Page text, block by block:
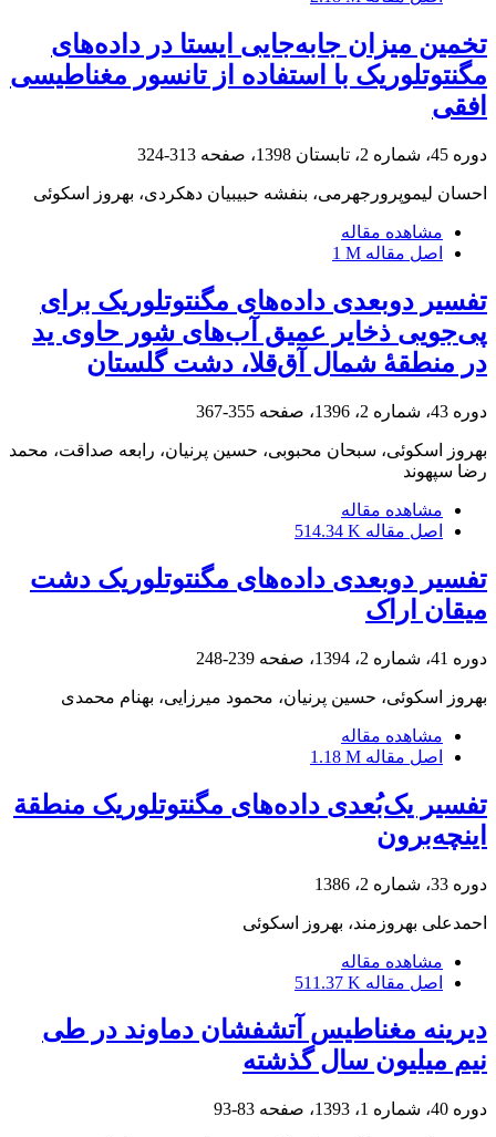
تخمین میزان جابه‌جایی ایستا در داده‌های
مگنتوتلوریک با استفاده از تانسور مغناطیسی
افقی
دوره 45، شماره 2، تابستان 1398، صفحه 313-324
احسان لیموپرورجهرمی، بنفشه حبیبیان دهکردی، بهروز اسکوئی
مشاهده مقاله
اصل مقاله 1 M
تفسیر دوبعدی داده‌های مگنتوتلوریک برای
پی‌جویی ذخایر عمیق آب‌های شور حاوی ید
در منطقۀ شمال آق‌قلا، دشت گلستان
دوره 43، شماره 2، 1396، صفحه 355-367
بهروز اسکوئی، سبحان محبوبی، حسین پرنیان، رابعه صداقت، محمد
رضا سپهوند
مشاهده مقاله
اصل مقاله 514.34 K
تفسیر دوبعدی داده‌های مگنتوتلوریک دشت
میقان اراک
دوره 41، شماره 2، 1394، صفحه 239-248
بهروز اسکوئی، حسین پرنیان، محمود میرزایی، بهنام محمدی
مشاهده مقاله
اصل مقاله 1.18 M
تفسیر یک‌بُعدی داده‌‌های مگنتوتلوریک منطقة
اینچه‌برون
دوره 33، شماره 2، 1386
احمدعلی بهروزمند، بهروز اسکوئی
مشاهده مقاله
اصل مقاله 511.37 K
دیرینه مغناطیس آتشفشان دماوند در طی
نیم میلیون سال گذشته
دوره 40، شماره 1، 1393، صفحه 83-93